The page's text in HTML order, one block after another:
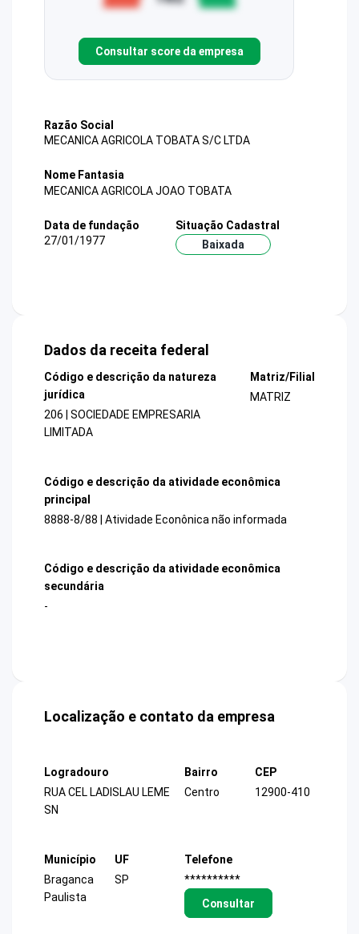
Consultar score da empresa
Razão Social
MECANICA AGRICOLA TOBATA S/C LTDA
Nome Fantasia
MECANICA AGRICOLA JOAO TOBATA
Data de fundação
27/01/1977
Situação Cadastral
Baixada
Dados da receita federal
Código e descrição da natureza
jurídica
206 | SOCIEDADE EMPRESARIA
LIMITADA
Matriz/Filial
MATRIZ
Código e descrição da atividade econômica
principal
8888-8/88 | Atividade Econônica não informada
Código e descrição da atividade econômica
secundária
-
Localização e contato da empresa
Logradouro
RUA CEL LADISLAU LEME
SN
Bairro
Centro
CEP
12900-410
Município
Braganca
Paulista
UF
SP
Telefone
**********
Consultar